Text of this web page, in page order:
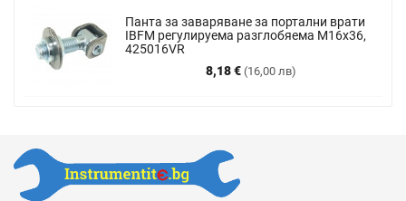
Панта за заваряване за портални врати
IBFM регулируема разглобяема М16х36,
425016VR
8,18 € (16,00 лв)
Цена